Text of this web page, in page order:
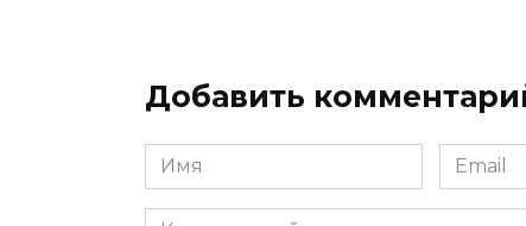
Добавить
Имя
*
Email
*
Комментарий